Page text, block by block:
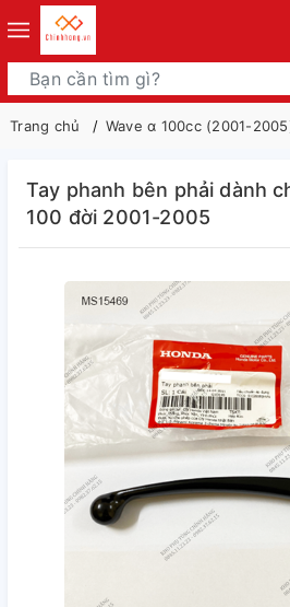
Trang chủ Wave α 100cc (2001-
Tay phanh bên phải dành
100 đời 2001-2005